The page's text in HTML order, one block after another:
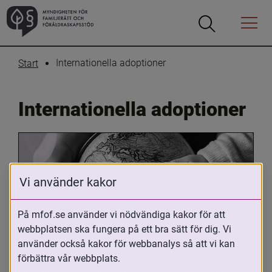
Öppna
Öppna
Menyn
Start Internationella adoptioner
Internationella adoptioner
Oavsett om du är adopterad,
adoptivförälder eller arbetar med
Vi använder kakor
På mfof.se använder vi nödvändiga kakor för att
webbplatsen ska fungera på ett bra sätt för dig. Vi
använder också kakor för webbanalys så att vi kan
förbättra vår webbplats.